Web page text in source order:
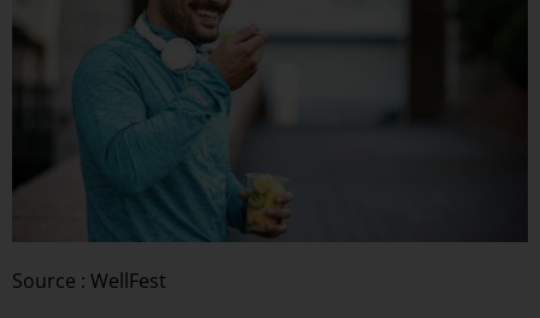
Source : WellFest